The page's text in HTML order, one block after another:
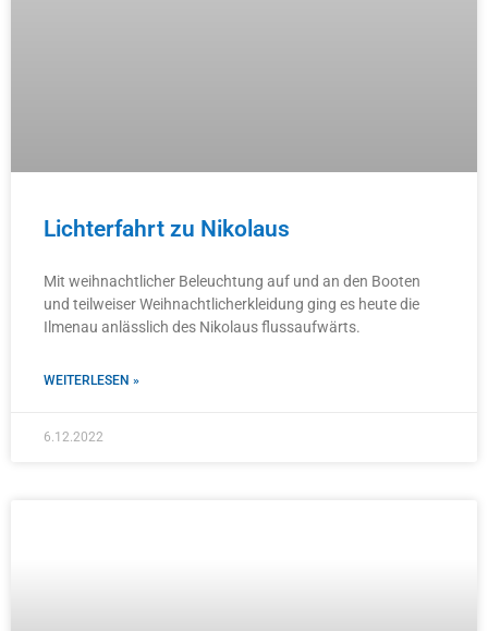
Lichterfahrt zu Nikolaus
Mit weihnachtlicher Beleuchtung auf und an den Booten
und teilweiser Weihnachtlicherkleidung ging es heute die
Ilmenau anlässlich des Nikolaus flussaufwärts.
WEITERLESEN »
6.12.2022